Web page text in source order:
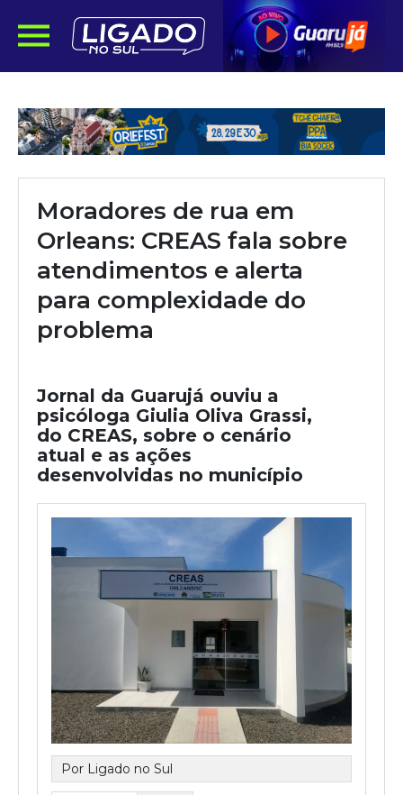
Moradores de rua em
Orleans: CREAS fala sobre
atendimentos e alerta
para complexidade do
problema
Jornal da Guarujá ouviu a
psicóloga Giulia Oliva Grassi,
do CREAS, sobre o cenário
atual e as ações
desenvolvidas no município
Por Ligado no Sul